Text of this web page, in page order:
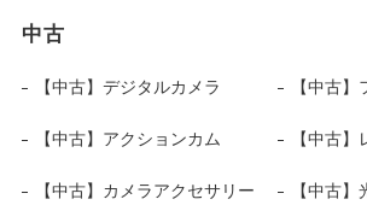
中古
【中古】デジタルカメラ 【中古
【中古】アクションカム 【中古】
【中古】カメラアクセサリー 【中古】